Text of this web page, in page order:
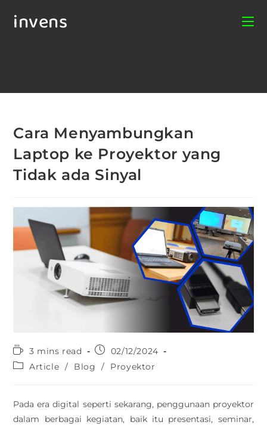
invens
Cara Menyambungkan
Laptop ke Proyektor yang
Tidak ada Sinyal
3 mins read
02/12/2024
Article / Blog / Proyektor
Pada era digital seperti sekarang, penggunaan proyektor
dalam berbagai kegiatan, baik itu presentasi, seminar,